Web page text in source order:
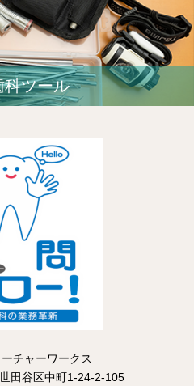
科ツール
チャーワークス
田谷区中町1-24-2-105